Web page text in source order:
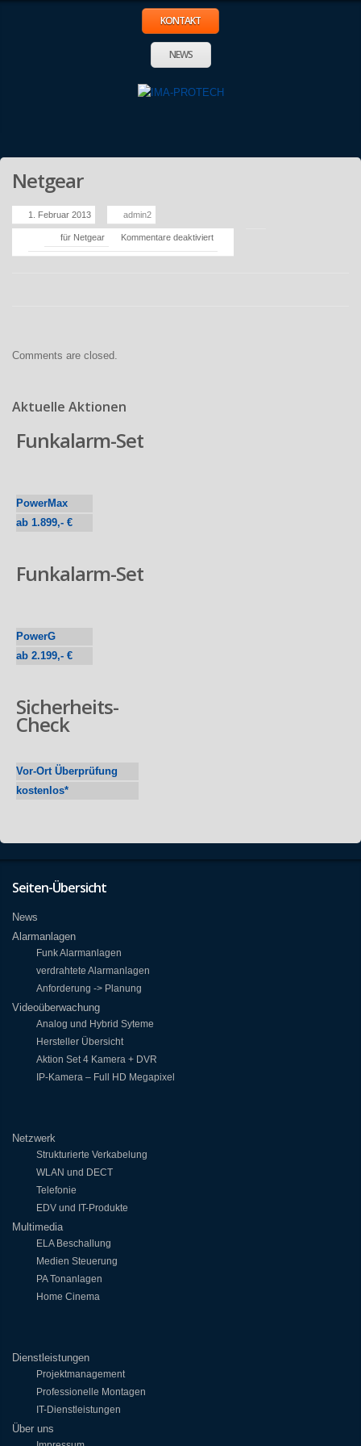
KONTAKT
NEWS
Netgear
1. Februar 2013 admin2
Kommentare deaktiviert
für Netgear
Comments are closed.
Aktuelle Aktionen
Funkalarm-Set
PowerMax
ab 1.899,- €
Funkalarm-Set
PowerG
ab 2.199,- €
Sicherheits-
Check
Vor-Ort Überprüfung
kostenlos*
Seiten-Übersicht
News
Alarmanlagen
Funk Alarmanlagen
verdrahtete Alarmanlagen
Anforderung -> Planung
Videoüberwachung
Analog und Hybrid Syteme
Hersteller Übersicht
Aktion Set 4 Kamera + DVR
IP-Kamera – Full HD Megapixel
Netzwerk
Strukturierte Verkabelung
WLAN und DECT
Telefonie
EDV und IT-Produkte
Multimedia
ELA Beschallung
Medien Steuerung
PA Tonanlagen
Home Cinema
Dienstleistungen
Projektmanagement
Professionelle Montagen
IT-Dienstleistungen
Über uns